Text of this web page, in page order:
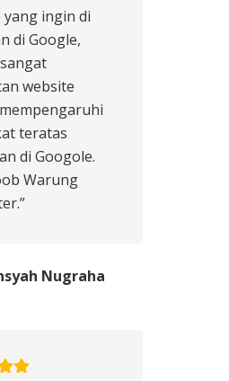
yang ingin di
di Google,
website
teratas
di Googole.
Warung
Nugraha